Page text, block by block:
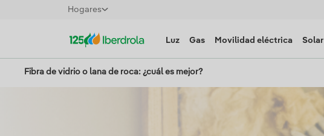
Hogares
Luz Gas Movilidad eléctrica Solar
Fibra de vidrio o lana de roca: ¿cuál es mejor?